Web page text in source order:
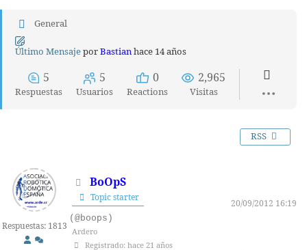
General
Último MensajeporBastianhace 14 años
5
Respuestas
5
Usuarios
0
Reactions
2,965
Visitas
RSS
Respuestas: 1813
BoOpS
Topic starter
20/09/2012 16:19
(@boops)
Ardero
Registrado: hace 21 años